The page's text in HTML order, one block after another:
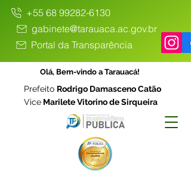
+55 68 99282-6130
gabinete@tarauaca.ac.gov.br
Portal da Transparência
Olá, Bem-vindo a Tarauacá!
Prefeito Rodrigo Damasceno Catão
Vice Marilete Vitorino de Sirqueira